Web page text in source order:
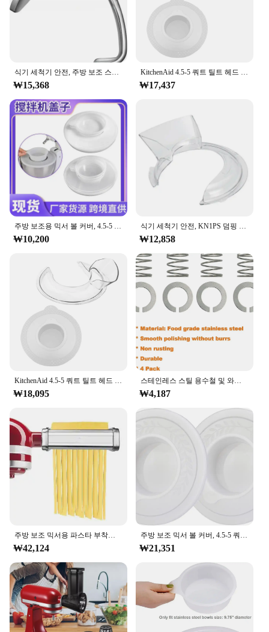
₩15,368 ₩17,437
주방 보조용 믹서 볼 커버, 4.5-5 쿼트 틸트 헤드 스탠드 믹서, 스플래터 가드 뚜껑, 재료 유출 방지
₩10,200
식기 세척기 안전, KN1PS 덤핑 커버, 4.5-5 쿼트, KN1PS 덤핑 쉴드 브래킷 믹서 호환, 주방 보조용 푸어링 쉴드
₩12,858
KitchenAid 4.5-5 쿼트 틸트 헤드 스탠드 믹서, 안전한 푸어링 쉴드 및 믹서 볼 커버, 믹서 스플래터 가드 뚜껑
₩18,095
스테인레스 스틸 용수철 및 와셔, 주방 보조 스탠드 믹서, 3.5, 4, 5, 6, 7, 8Qt 에 적합, 주방 보조 믹서 액세서리, 2024 신제품, 4 팩
₩4,187
주방 보조 믹서용 파스타 부착물, 파스타 시트 롤러, 스파게티 페투치니 커터, 스테인레스 국수, 모든 주방 보조 요리사에 적합
₩42,124
주방 보조 믹서 볼 커버, 4.5-5 쿼트 틸트 헤드 스탠드, 믹서 볼 커버 뚜껑 2 개, 방진 발효 캡 2 개, 2 팩
₩21,351